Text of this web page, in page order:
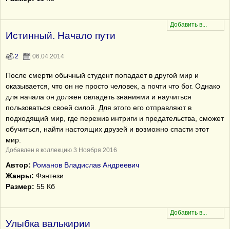
Истинный. Начало пути
2 06.04.2014
После смерти обычный студент попадает в другой мир и
оказывается, что он не просто человек, а почти что бог. Однако
для начала он должен овладеть знаниями и научиться
пользоваться своей силой. Для этого его отправляют в
подходящий мир, где пережив интриги и предательства, сможет
обучиться, найти настоящих друзей и возможно спасти этот
мир.
Добавлен в коллекцию 3 Ноября 2016
Автор: Романов Владислав Андреевич
Жанры: Фэнтези
Размер: 55 Кб
Улыбка валькирии